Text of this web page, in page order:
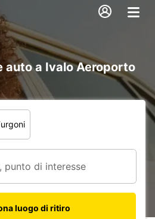
auto a Ivalo Aeroporto
luogo di ritiro